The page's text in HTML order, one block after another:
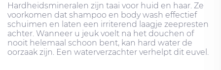
Hardheidsmineralen zijn taai voor huid en haar. Ze
voorkomen dat shampoo en body wash effectief
schuimen en laten een irriterend laagje zeepresten
achter. Wanneer u jeuk voelt na het douchen of
nooit helemaal schoon bent, kan hard water de
oorzaak zijn. Een waterverzachter verhelpt dit euvel.